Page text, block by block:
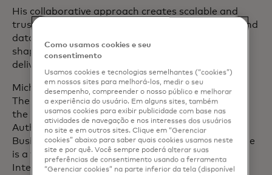
His collaborative approach creates scalable and
trusted solutions for the exchange of payments and
data. Upon joining Mastercard in 2010, he helped
shape the company’s financial inclusion efforts to
deliver a commercially sustainable social impact.
Michael is a member of The Business Roundtable,
The Business Council, the U.S.-India CEO Forum,
the International Advisory Panel of the Monetary
Authority of Singapore and The International
Business Council of the World Economic Forum. He
is a trustee of the United States Council for
International Business and serves on the board of
Como usamos cookies e seu
consentimento
Usamos cookies e tecnologias semelhantes (“cookies”)
em nossos sites para melhorá-los, medir o seu
desempenho, compreender o nosso público e melhorar
a experiência do usuário. Em alguns sites, também
usamos cookies para exibir publicidade com base nas
atividades de navegação e nos interesses dos usuários
no site e em outros sites. Clique em “Gerenciar
cookies” abaixo para saber quais cookies usamos neste
site e por quê. Você sempre poderá alterar suas
preferências de consentimento usando a ferramenta
“Gerenciar cookies” na parte inferior da tela (disponível